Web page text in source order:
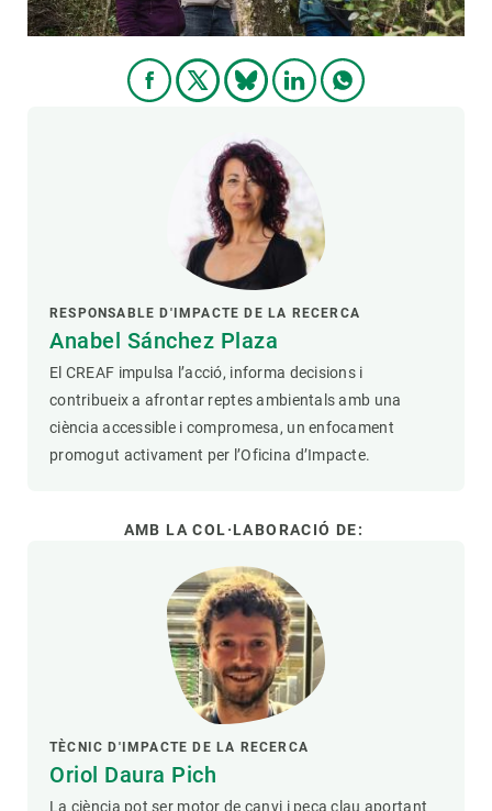
RESPONSABLE D'IMPACTE DE LA RECERCA
Anabel Sánchez Plaza
El CREAF impulsa l’acció, informa decisions i
contribueix a afrontar reptes ambientals amb una
ciència accessible i compromesa, un enfocament
promogut activament per l’Oficina d’Impacte.
AMB LA COL·LABORACIÓ DE:
TÈCNIC D'IMPACTE DE LA RECERCA
Oriol Daura Pich
La ciència pot ser motor de canvi i peça clau aportant